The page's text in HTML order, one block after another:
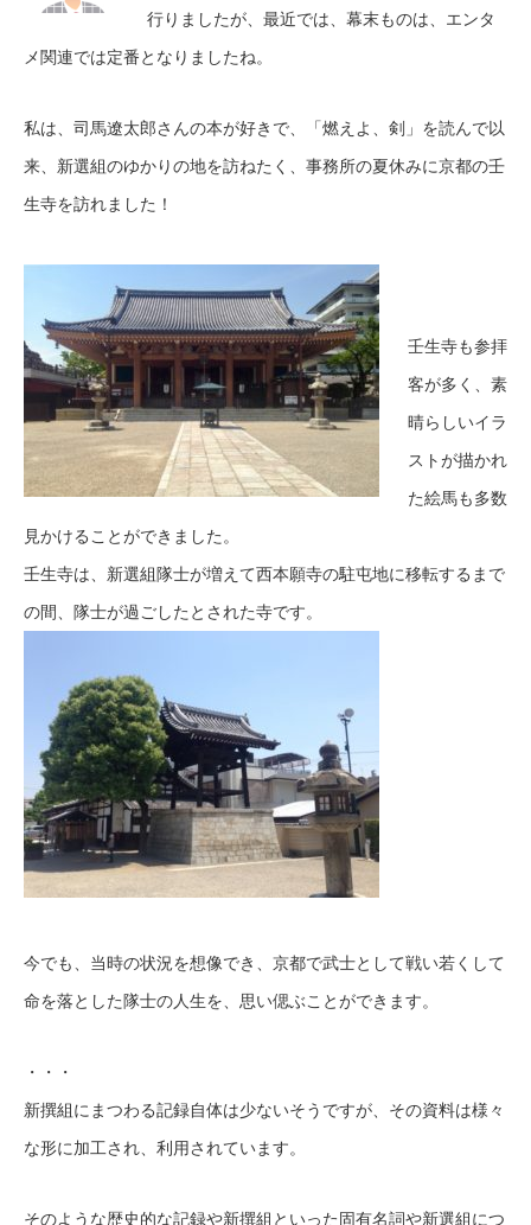
行りましたが、最近では、幕末ものは、エンタ
メ関連では定番となりましたね。
私は、司馬遼太郎さんの本が好きで、「燃えよ、剣」を読んで以
来、新選組のゆかりの地を訪ねたく、事務所の夏休みに京都の壬
生寺を訪れました！
壬生寺も参拝
客が多く、素
晴らしいイラ
ストが描かれ
た絵馬も多数
見かけることができました。
壬生寺は、新選組隊士が増えて西本願寺の駐屯地に移転するまで
の間、隊士が過ごしたとされた寺です。
今でも、当時の状況を想像でき、京都で武士として戦い若くして
命を落とした隊士の人生を、思い偲ぶことができます。
・・・
新撰組にまつわる記録自体は少ないそうですが、その資料は様々
な形に加工され、利用されています。
そのような歴史的な記録や新撰組といった固有名詞や新選組につ